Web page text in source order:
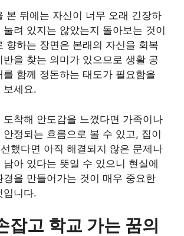
본 뒤에는 자신이 너무 오래 긴장하
눌려 있지는 않았는지 돌아보는 것이
향하는 장면은 본래의 자신을 회복
을 찾는 의미가 있으므로 생활 공
를 함께 정돈하는 태도가 필요함을
보세요.
도착해 안도감을 느꼈다면 가족이나
안정되는 흐름으로 볼 수 있고, 집이
했다면 아직 해결되지 않은 문제나
남아 있다는 뜻일 수 있으니 현실에
경을 만들어가는 것이 매우 중요한
입니다.
잡고 학교 가는 꿈의